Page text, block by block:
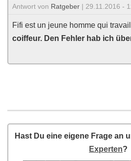
Antwort von Ratgeber | 29.11.2016 -
Fifi est un jeune homme qui
coiffeur. Den Fehler hab ich
Hast Du eine eigene Frage an
Experten?